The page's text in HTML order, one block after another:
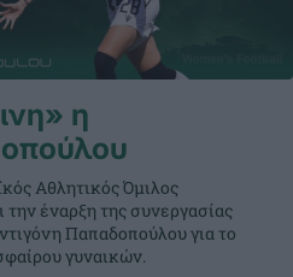
η
Αθλητικός Όμιλος
την έναρξη της συνεργασίας
Παπαδοπούλου για το
γυναικών.